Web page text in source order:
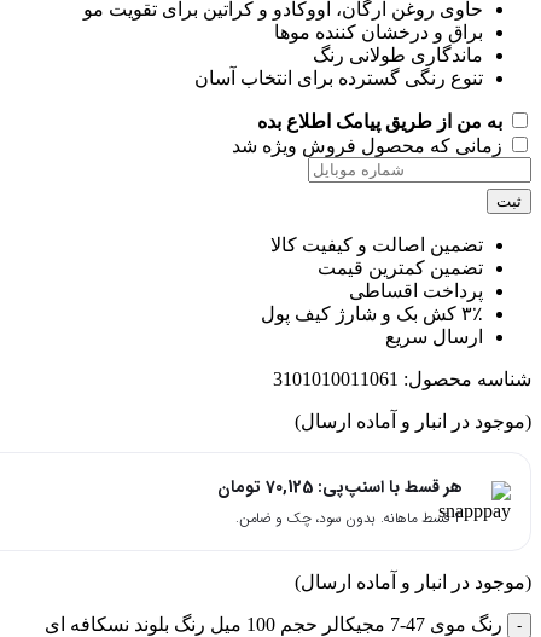
حاوی روغن آرگان، آووکادو و کراتین برای تقویت مو
براق و درخشان کننده موها
ماندگاری طولانی رنگ
تنوع رنگی گسترده برای انتخاب آسان
به من از طریق پیامک اطلاع بده
زمانی که محصول فروش ویژه شد
تضمین اصالت و کیفیت کالا
تضمین کمترین قیمت
پرداخت اقساطی
۳٪ کش بک و شارژ کیف پول
ارسال سریع
محصول:3101010011061
در انبار و آماده ارسال)
هر قسط با اسنپ‌پی:70,125تومان
۴ قسط ماهانه. بدون سود، چک و ضامن.
در انبار و آماده ارسال)
رنگ موی 47-7 مجیکالر حجم 100 میل رنگ بلوند نسکافه ای